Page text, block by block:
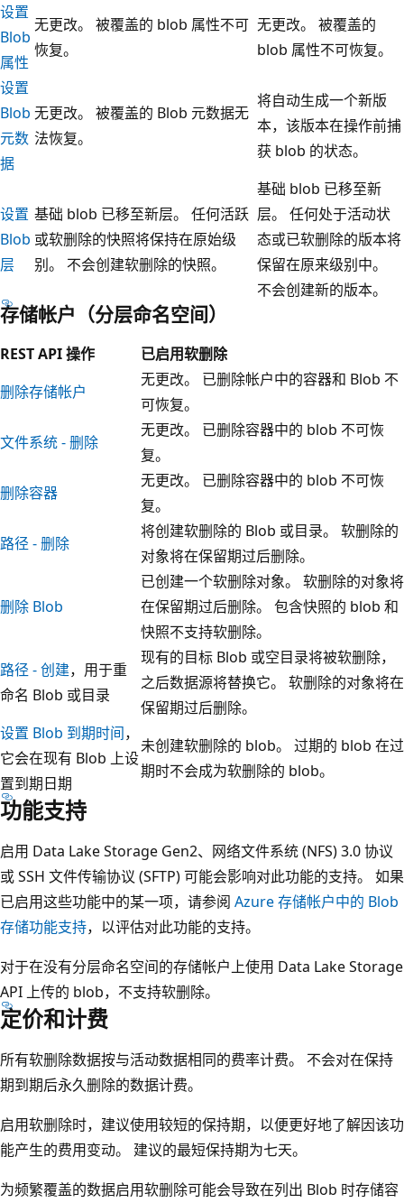
设置
Blob
属性
无更改。 被覆盖的 blob 属性不可
恢复。
无更改。 被覆盖的
blob 属性不可恢复。
设置
Blob
元数
据
无更改。 被覆盖的 Blob 元数据无
法恢复。
将自动生成一个新版
本，该版本在操作前捕
获 blob 的状态。
设置
Blob
层
基础 blob 已移至新层。 任何活跃
或软删除的快照将保持在原始级
别。 不会创建软删除的快照。
基础 blob 已移至新
层。 任何处于活动状
态或已软删除的版本将
保留在原来级别中。
不会创建新的版本。
存储帐户（分层命名空间）
REST API 操作
已启用软删除
删除存储帐户
无更改。 已删除帐户中的容器和 Blob 不
可恢复。
文件系统 - 删除
无更改。 已删除容器中的 blob 不可恢
复。
删除容器
无更改。 已删除容器中的 blob 不可恢
复。
路径 - 删除
将创建软删除的 Blob 或目录。 软删除的
对象将在保留期过后删除。
删除 Blob
已创建一个软删除对象。 软删除的对象将
在保留期过后删除。 包含快照的 blob 和
快照不支持软删除。
路径 - 创建，用于重
命名 Blob 或目录
现有的目标 Blob 或空目录将被软删除，
之后数据源将替换它。 软删除的对象将在
保留期过后删除。
设置 Blob 到期时间，
它会在现有 Blob 上设
置到期日期
未创建软删除的 blob。 过期的 blob 在过
期时不会成为软删除的 blob。
功能支持
启用 Data Lake Storage Gen2、网络文件系统 (NFS) 3.0 协议
或 SSH 文件传输协议 (SFTP) 可能会影响对此功能的支持。 如果
已启用这些功能中的某一项，请参阅 Azure 存储帐户中的 Blob
存储功能支持，以评估对此功能的支持。
对于在没有分层命名空间的存储帐户上使用 Data Lake Storage
API 上传的 blob，不支持软删除。
定价和计费
所有软删除数据按与活动数据相同的费率计费。 不会对在保持
期到期后永久删除的数据计费。
启用软删除时，建议使用较短的保持期，以便更好地了解因该功
能产生的费用变动。 建议的最短保持期为七天。
为频繁覆盖的数据启用软删除可能会导致在列出 Blob 时存储容